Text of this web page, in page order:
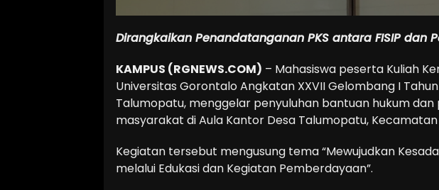
Dirangkaikan Penandatanganan PKS antara FISIP dan
KAMPUS (RGNEWS.COM) – Mahasiswa peserta Kuliah
Universitas Gorontalo Angkatan XXVII Gelombang I
Talumopatu, menggelar penyuluhan bantuan hukum
masyarakat di Aula Kantor Desa Talumopatu,
Kegiatan tersebut mengusung tema “Mewujudkan
melalui Edukasi dan Kegiatan Pemberdayaan”.